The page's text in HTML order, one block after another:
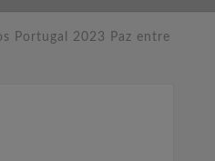
Portugal 2023 Paz entre